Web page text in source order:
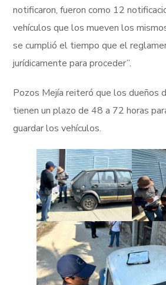
notificaron, fueron como 12
vehículos que los mueven los
se cumplió el tiempo que el
jurídicamente para proceder”.
Pozos Mejía reiteró que los dueños
tienen un plazo de 48 a 72 horas
guardar los vehículos.